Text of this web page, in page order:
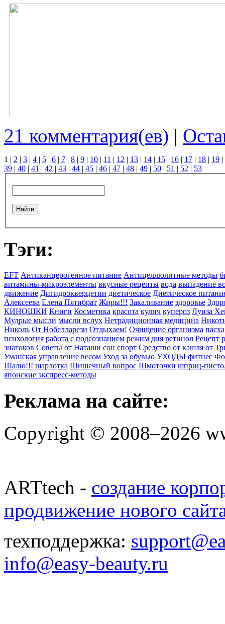
21 комментария(ев) |
1 | 2 | 3 | 4 | 5 | 6 | 7 | 8 | 9 | 10 | 11 | 12 | 13 | 14 | 15 | 16 | 17 | 18 | 19 |
39 | 40 | 41 | 42 | 43 | 44 | 45 | 46 | 47 | 48 | 49 | 50 | 51 | 52 | 53
Тэги:
EFT Антиканцерогенное питание Антицеллюлитные методы
витамины-микроэлементы вкусные рецепты вода выпадение
движение Дигидрокверцетин диетическое Диетическое
Алексеева Елена Пятибрат Жиры!!! Закаливание здоровье
КИНОШКИ Книги Косметика красота кулич купероз Луиза
Мудрые мысли мысли вслух Нетрадиционная медицина
Николь От Нобелларези Отдыхаем! Очищение организма пасха
психология работа с подсознанием режим дня ретинол Рецепт
знатоков Советы от Наташи сон спорт Средство от кашля от
Уманская управление весом Уход за обувью УХОДЫ фитнес
Шалю!!! шарлотка Шишечный вопрос Шмоточки шприц-
японские экспресс-методы
Реклама на сайте:
Copyright © 2008–2026
ARTtech - создание
продвижение нового
техподдержка:
info@easy-beauty.ru